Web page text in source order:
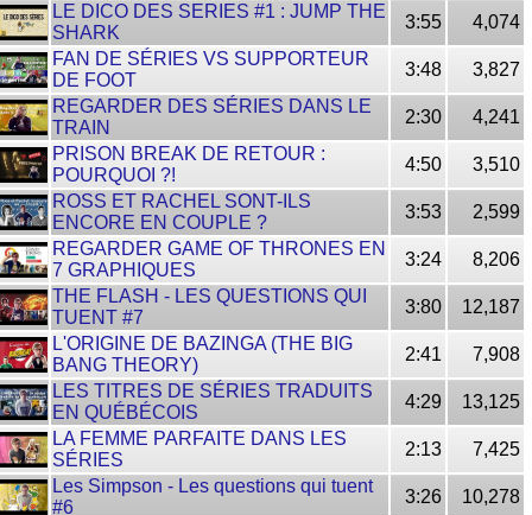
LE DICO DES SERIES #1 : JUMP THE
SHARK
3:55
4,074
FAN DE SÉRIES VS SUPPORTEUR
DE FOOT
3:48
3,827
REGARDER DES SÉRIES DANS LE
TRAIN
2:30
4,241
PRISON BREAK DE RETOUR :
POURQUOI ?!
4:50
3,510
ROSS ET RACHEL SONT-ILS
ENCORE EN COUPLE ?
3:53
2,599
REGARDER GAME OF THRONES EN
7 GRAPHIQUES
3:24
8,206
THE FLASH - LES QUESTIONS QUI
TUENT #7
3:80
12,187
L'ORIGINE DE BAZINGA (THE BIG
BANG THEORY)
2:41
7,908
LES TITRES DE SÉRIES TRADUITS
EN QUÉBÉCOIS
4:29
13,125
LA FEMME PARFAITE DANS LES
SÉRIES
2:13
7,425
Les Simpson - Les questions qui tuent
#6
3:26
10,278